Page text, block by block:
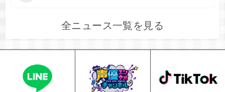
全ニュース一覧を見る